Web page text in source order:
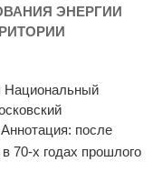
ЭНЕРГИИ
Национальный
Аннотация: после
в 70-х годах прошлого